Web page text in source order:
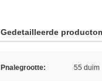
Gedetailleerde
Pnalegrootte: 55 duim